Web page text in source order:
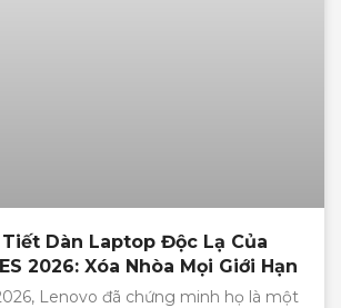
Dàn Laptop Độc Lạ Của
2026: Xóa Nhòa Mọi Giới Hạn
Lenovo đã chứng minh họ là một